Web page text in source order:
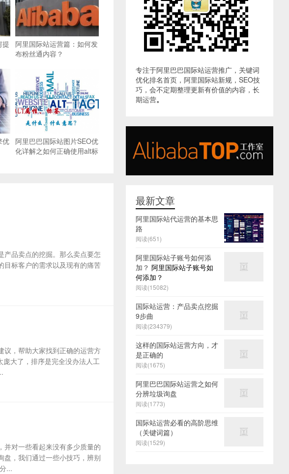
提
阿里国际站运营篇：如何发
布粉丝通内容？
优 阿里巴巴国际站图片SEO优
化详解之如何正确使用alt标
产品卖点的挖掘。那么卖点要怎
目标客户的需求以及现有的痛苦
议，帮助大家找到正确的运营方
大了，排序是完全没办法人工
并对一些看起来没有多少质量的
盘，我们通过一些小技巧，辨别
...
专注于阿里巴巴国际站运营推广，关键词
优化排名首页，阿里国际站新规，SEO技
巧，会不定期整理更新有价值的内容，长
期运营。
最新文章
阿里国际站代运营的基本思
路
阅读(651)
阿里国际站子账号如何添
加？ 阿里国际站子账号如
何添加？
阅读(15082)
国际站运营：产品卖点挖掘
9步曲
阅读(234379)
这样的国际站运营方向，才
是正确的
阅读(1675)
阿里巴巴国际站运营之如何
分辨垃圾询盘
阅读(1773)
国际站运营必看的高阶思维
（关键词篇）
阅读(1529)